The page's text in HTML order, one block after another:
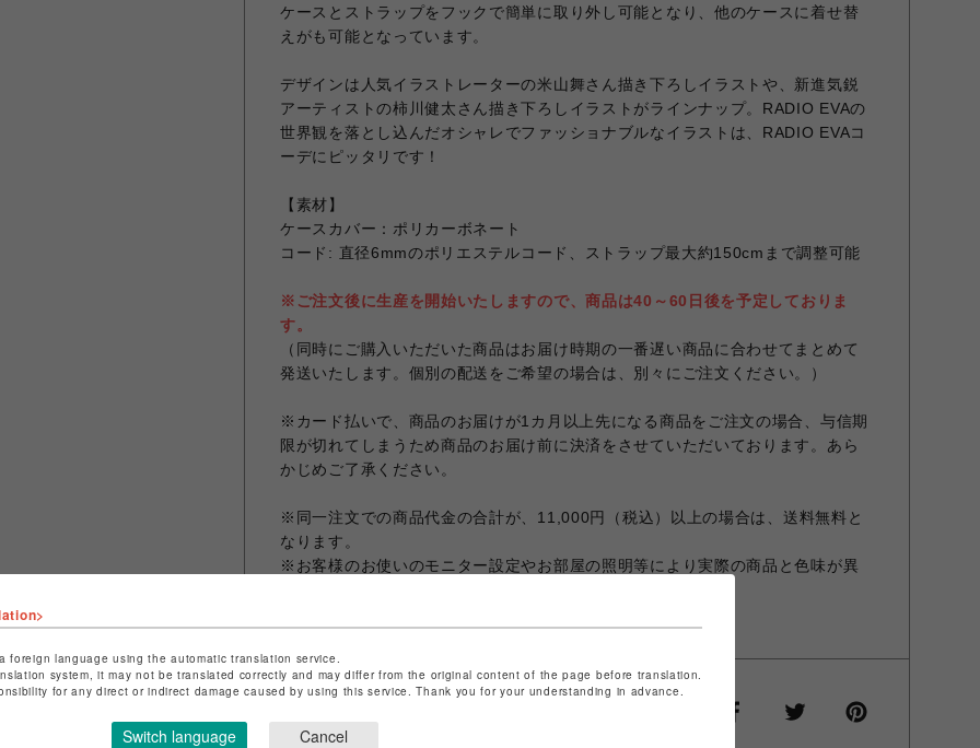
ケースとストラップをフックで簡単に取り外し可能となり、他のケースに着せ替
えがも可能となっています。
デザインは人気イラストレーターの米山舞さん描き下ろしイラストや、新進気鋭
アーティストの柿川健太さん描き下ろしイラストがラインナップ。RADIO EVAの
世界観を落とし込んだオシャレでファッショナブルなイラストは、RADIO EVAコ
ーデにピッタリです！
【素材】
ケースカバー：ポリカーボネート
コード: 直径6mmのポリエステルコード、ストラップ最大約150cmまで調整可能
※ご注文後に生産を開始いたしますので、商品は40～60日後を予定しておりま
す。
（同時にご購入いただいた商品はお届け時期の一番遅い商品に合わせてまとめて
発送いたします。個別の配送をご希望の場合は、別々にご注文ください。）
※カード払いで、商品のお届けが1カ月以上先になる商品をご注文の場合、与信期
限が切れてしまうため商品のお届け前に決済をさせていただいております。あら
かじめご了承ください。
※同一注文での商品代金の合計が、11,000円（税込）以上の場合は、送料無料と
なります。
※お客様のお使いのモニター設定やお部屋の照明等により実際の商品と色味が異
foreign language using the automatic translation service.
system, it may not be translated correctly and may differ from the original content of the page before translation.
for any direct or indirect damage caused by using this service. Thank you for your understanding in advance.
Switch language Cancel